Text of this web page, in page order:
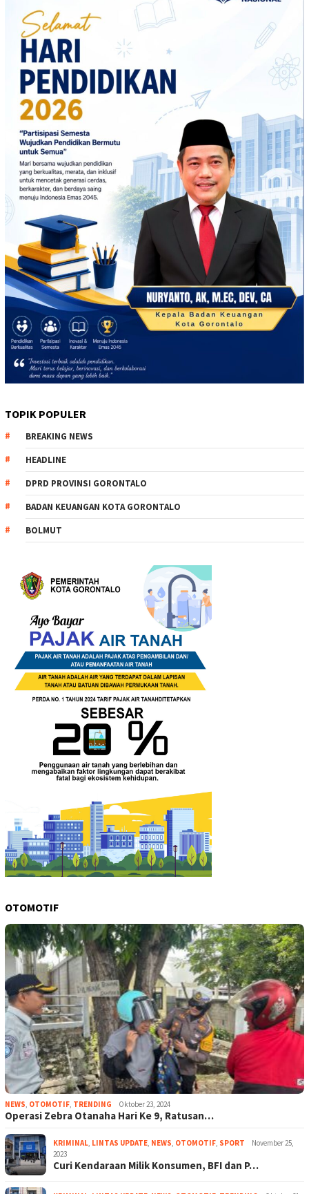
TOPIK POPULER
BREAKING NEWS
HEADLINE
DPRD PROVINSI GORONTALO
BADAN KEUANGAN KOTA GORONTALO
BOLMUT
OTOMOTIF
NEWS OTOMOTIF TRENDING Oktober 23, 2024
Operasi Zebra Otanaha Hari Ke 9, Ratusan…
KRIMINAL LINTAS UPDATE NEWS OTOMOTIF SPORT
November 25,
2023
Curi Kendaraan Milik Konsumen, BFI dan P…